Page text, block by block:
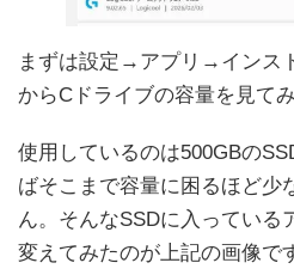
まずは設定→アプリ→インス
からCドライブの容量を見てみ
使用しているのは500GBの
ばそこまで容量に困るほど少
ん。そんなSSDに入っている
変えてみたのが上記の画像で